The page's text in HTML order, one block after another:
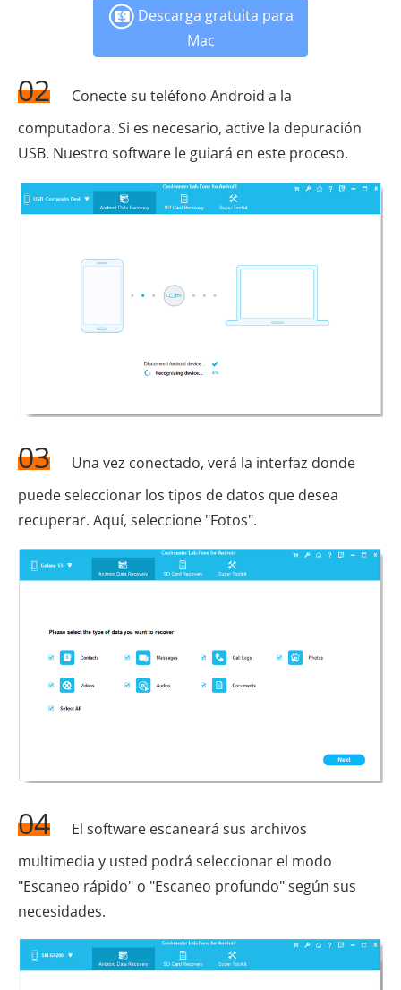
Descarga gratuita para
Mac
02
Conecte su teléfono Android a la
computadora. Si es necesario, active la depuración
USB. Nuestro software le guiará en este proceso.
03
Una vez conectado, verá la interfaz donde
puede seleccionar los tipos de datos que desea
recuperar. Aquí, seleccione "Fotos".
04
El software escaneará sus archivos
multimedia y usted podrá seleccionar el modo
"Escaneo rápido" o "Escaneo profundo" según sus
necesidades.